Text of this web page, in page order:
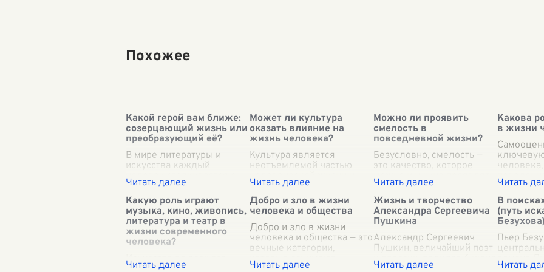
Похожее
Какой герой вам ближе:
созерцающий жизнь или
преобразующий её?
В мире литературы и
искусства каждый
человек сталкивается с
неоспоримой дилеммой:
быть созерцающим жизнь
или преобразующим её?
Обе роли чрезвычайно
важны, но какая из них
ближе теб...
Может ли культура
оказать влияние на
жизнь человека?
Культура является
неотъемлемой частью
человеческой жизни и
оказывает глубокое
влияние на множество
аспектов, влияющих на
личность и общество в
целом. Прежде всего,
культура формиру...
Можно ли проявить
смелость в
повседневной жизни?
Безусловно, смелость —
это качество, которое
можно и нужно проявлять
в повседневной жизни.
Она не ограничивается
только героическими
поступками на поле боя
или экстремальными
подви...
Какова
в жизни
успехи и
под возд...
Какую роль играют
музыка, кино, живопись,
литература и театр в
жизни современного
человека?
Искусство во всех его
формах играет
Добро и зло в жизни
человека и общества
Добро и зло в жизни
человека и общества — это
вечные категории,
которые занимают
центральное место в
Жизнь и творчество
Александра Сергеевича
Пушкина
Александр Сергеевич
Пушкин, величайший поэт
и прозаик, родился 6 июня
1799 года в Москве. Он
В
(путь
Безухова)
Пьер
романа
"Война и